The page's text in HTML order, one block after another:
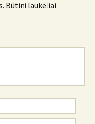
Būtini laukeliai